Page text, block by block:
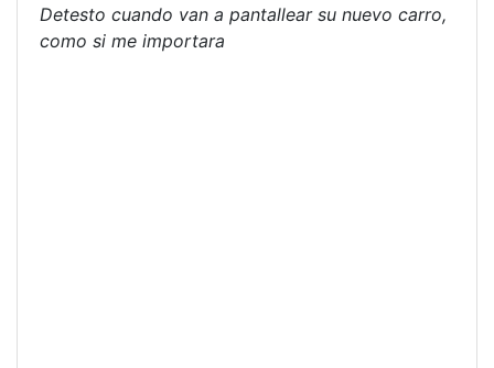
Detesto cuando van a pantallear su nuevo carro,
como si me importara